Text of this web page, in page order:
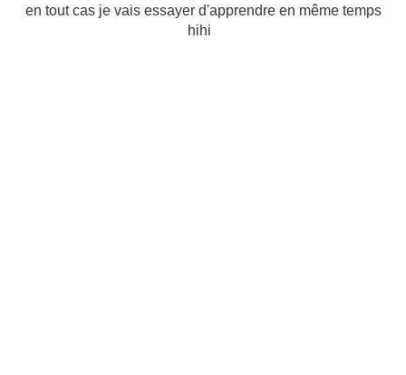
en tout cas je vais essayer d'apprendre en même temps
hihi